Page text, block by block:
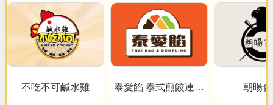
不吃不可鹹水雞
泰愛餡 泰式煎餃連鎖
朝暘